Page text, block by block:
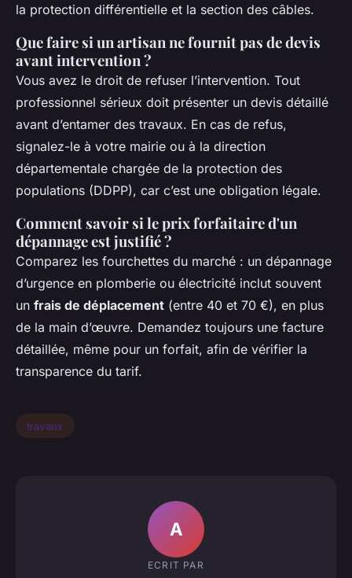
la protection différentielle et la section des câbles.
Que faire si un artisan ne fournit pas de devis
avant intervention ?
Vous avez le droit de refuser l’intervention. Tout
professionnel sérieux doit présenter un devis détaillé
avant d’entamer des travaux. En cas de refus,
signalez-le à votre mairie ou à la direction
départementale chargée de la protection des
populations (DDPP), car c’est une obligation légale.
Comment savoir si le prix forfaitaire d'un
dépannage est justifié ?
Comparez les fourchettes du marché : un dépannage
d’urgence en plomberie ou électricité inclut souvent
un frais de déplacement (entre 40 et 70 €), en plus
de la main d’œuvre. Demandez toujours une facture
détaillée, même pour un forfait, afin de vérifier la
transparence du tarif.
travaux
A
ECRIT PAR